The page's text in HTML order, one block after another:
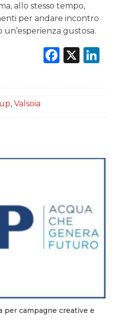
allo stesso tempo,
per andare incontro
gustosa.
X
, Valsoia
per campagne creative e